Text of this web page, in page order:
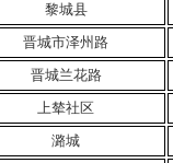
黎城县
晋城市泽州路
晋城兰花路
上辇社区
潞城